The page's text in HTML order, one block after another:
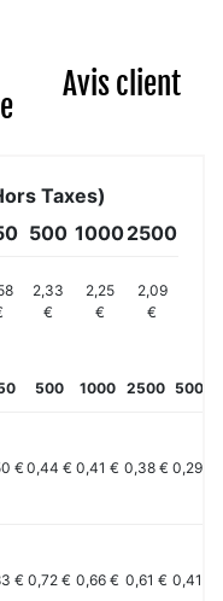
Avis client
Taxes)
500 10002500
2,33
€
2,25
€
2,09
€
500 1000 2500 5000
€0,44 € 0,41 € 0,38 € 0,29 €
€ 0,72 € 0,66 € 0,61 € 0,41 €